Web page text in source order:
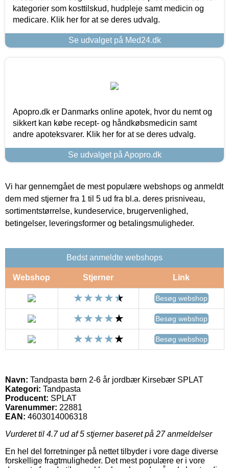
kategorier som kosttilskud, hudpleje samt medicin og
medicare. Klik her for at se deres udvalg.
Se udvalget på Med24.dk
Apopro.dk er Danmarks online apotek, hvor du nemt og
sikkert kan købe recept- og håndkøbsmedicin samt
andre apoteksvarer. Klik her for at se deres udvalg.
Se udvalget på Apopro.dk
Vi har gennemgået de mest populære webshops og anmeldt
dem med stjerner fra 1 til 5 ud fra bl.a. deres prisniveau,
sortimentstørrelse, kundeservice, brugervenlighed,
betingelser, leveringsformer og betalingsmuligheder.
Bedst anmeldte webshops
Webshop Stjerner Link
Besøg webshop
Besøg webshop
Besøg webshop
Navn: Tandpasta børn 2-6 år jordbær Kirsebær SPLAT
Kategori: Tandpasta
Producent: SPLAT
Varenummer: 22881
EAN: 4603014006318
Vurderet til 4.7ud af 5 stjerner baseret på 27anmeldelser
En hel del forretninger på nettet tilbyder i vore dage diverse
forskellige fragtmuligheder. Det mest populære er i vore